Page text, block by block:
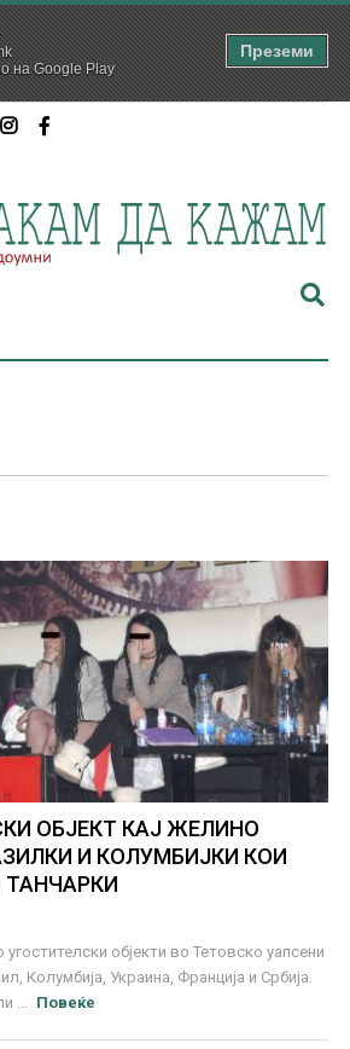
ОБЈЕКТ КАЈ ЖЕЛИНО
И КОЛУМБИЈКИ КОИ
ТАНЧАРКИ
угостителски објекти во Тетовско уапсени
Колумбија, Украина, Франција и Србија.
...
Повеќе
на Google Play
Преземи